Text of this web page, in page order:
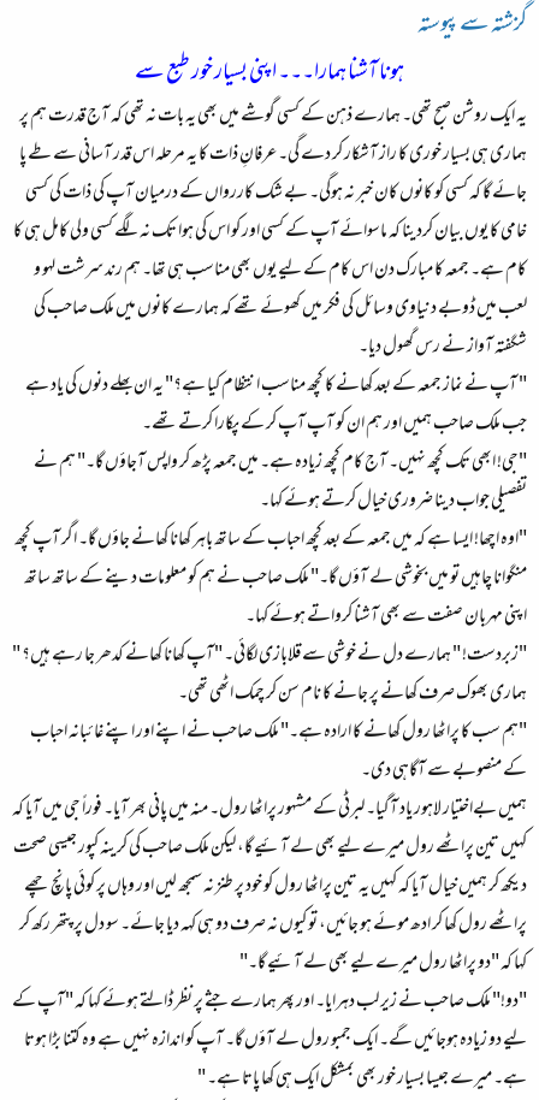
گزشتہ سے پیوستہ
ہونا آشنا ہمارا۔۔۔ اپنی بسیار خور طبع سے
یہ ایک روشن صبح تھی۔ ہمارے ذہن کے کسی گوشے میں بھی یہ بات نہ تھی کہ آج قدرت ہم پر
ہماری ہی بسیار خوری کا راز آشکار کر دے گی۔ عرفانِ ذات کا یہ مرحلہ اس قدر آسانی سے طے پا
جائے گا کہ کسی کو کانوں کان خبر نہ ہوگی۔ بے شک کاررواں کے درمیان آپ کی ذات کی کسی
خامی کا یوں بیان کردینا کہ ماسوائے آپ کے کسی اور کو اس کی ہوا تک نہ لگے کسی ولی کامل ہی کا
کام ہے۔ جمعہ کا مبارک دن اس کام کے لیے یوں بھی مناسب ہی تھا۔ ہم رند سرشت لہو و
لعب میں ڈوبے دنیاوی وسائل کی فکر میں کھوئے تھے کہ ہمارے کانوں میں ملک صاحب کی
شگفتہ آواز نے رس گھول دیا۔
" آپ نے نماز جمعہ کے بعد کھانے کا کچھ مناسب انتظام کیا ہے؟" یہ ان بھلے دنوں کی یاد ہے
جب ملک صاحب ہمیں اور ہم ان کو آپ آپ کر کے پکارا کرتے تھے۔
"جی! ابھی تک کچھ نہیں۔ آج کام کچھ زیادہ ہے۔ میں جمعہ پڑھ کر واپس آجاؤں گا۔" ہم نے
تفصیلی جواب دینا ضروری خیال کرتے ہوئے کہا۔
"اوہ اچھا! ایسا ہے کہ میں جمعہ کے بعد کچھ احباب کے ساتھ باہر کھانا کھانے جاؤں گا۔ اگر آپ کچھ
منگوانا چاہیں تو میں بخوشی لے آؤں گا۔" ملک صاحب نے ہم کو معلومات دینے کے ساتھ ساتھ
اپنی مہربان صفت سے بھی آشنا کرواتے ہوئے کہا۔
"زبردست! " ہمارے دل نے خوشی سے قلابازی لگائی۔ "آپ کھانا کھانے کدھر جا رہے ہیں؟ "
ہماری بھوک صرف کھانے پر جانے کا نام سن کر چمک اٹھی تھی۔
"ہم سب کا پراٹھا رول کھانے کا ارادہ ہے۔" ملک صاحب نے اپنے اور اپنے غائبانہ احباب
کے منصوبے سے آگاہی دی۔
ہمیں بےاختیار لاہور یاد آگیا۔ لبرٹی کے مشہور پراٹھا رول۔ منہ میں پانی بھر آیا۔ فوراً جی میں آیا کہ
کہیں تین پراٹھے رول میرے لیے بھی لے آئیے گا، لیکن ملک صاحب کی کرینہ کپور جیسی صحت
دیکھ کر ہمیں خیال آیا کہ کہیں یہ تین پراٹھا رول کو خود پر طنز نہ سمجھ لیں اور وہاں پر کوئی پانچ چھے
پراٹھے رول کھا کر ادھ موئے ہو جائیں، تو کیوں نہ صرف دو ہی کہہ دیا جائے۔ سو دل پر پتھر رکھ کر
کہا کہ "دو پراٹھا رول میرے لیے بھی لے آئیے گا۔"
"دو!" ملک صاحب نے زیر لب دہرایا۔ اور پھر ہمارے جثے پر نظر ڈالتے ہوئے کہا کہ "آپ کے
لیے دو زیادہ ہوجائیں گے۔ ایک جمبو رول لے آؤں گا۔ آپ کو اندازہ نہیں ہے وہ کتنا بڑا ہوتا
ہے۔ میرے جیسا بسیار خور بھی بمشکل ایک ہی کھا پاتا ہے۔ "